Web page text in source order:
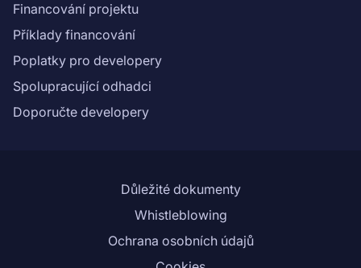
Financování projektu
Příklady financování
Poplatky pro developery
Spolupracující odhadci
Doporučte developery
Důležité dokumenty
Whistleblowing
Ochrana osobních údajů